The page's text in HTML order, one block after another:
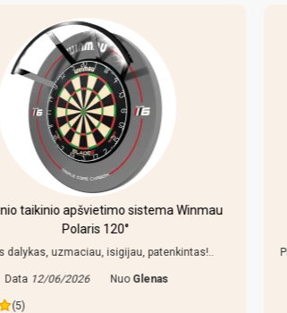
taikinio apšvietimo sistema Winmau
Polaris 120°
dalykas, uzmaciau, isigijau, patenkintas!..
Data 12/06/2026 Nuo Glenas
(5)